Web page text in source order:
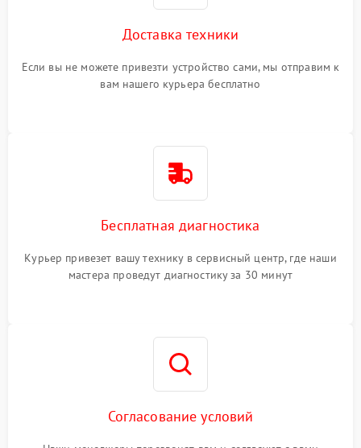
Доставка техники
Если вы не можете привезти устройство сами, мы отправим к
вам нашего курьера бесплатно
Бесплатная диагностика
Курьер привезет вашу технику в сервисный центр, где наши
мастера проведут диагностику за 30 минут
Согласование условий